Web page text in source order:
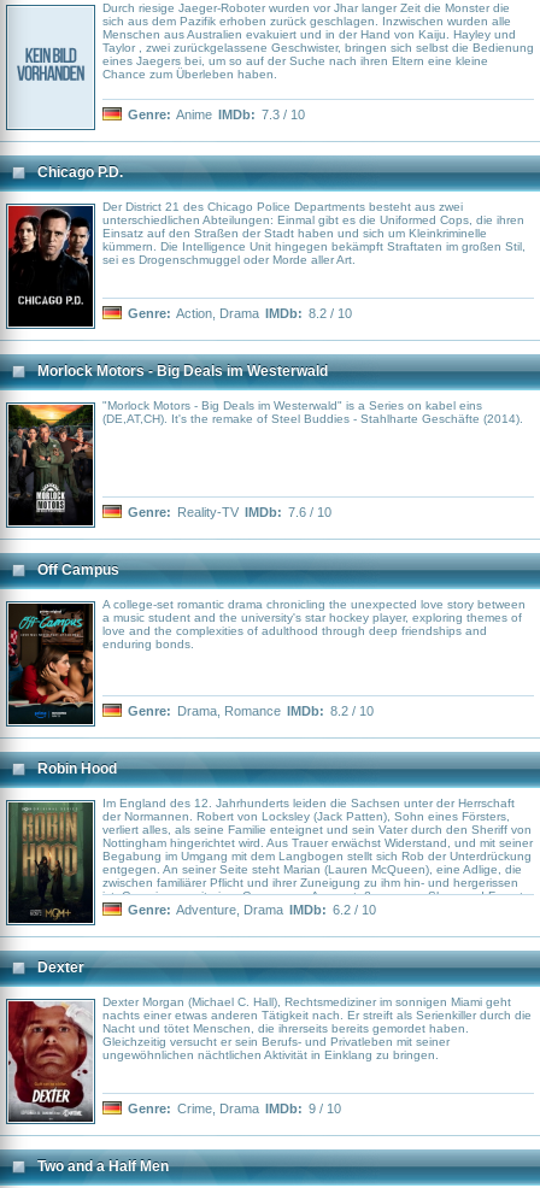
Durch riesige Jaeger-Roboter wurden vor Jhar langer Zeit die Monster die
sich aus dem Pazifik erhoben zurück geschlagen. Inzwischen wurden alle
Menschen aus Australien evakuiert und in der Hand von Kaiju. Hayley und
Taylor , zwei zurückgelassene Geschwister, bringen sich selbst die Bedienung
eines Jaegers bei, um so auf der Suche nach ihren Eltern eine kleine
Chance zum Überleben haben.
Genre: Anime IMDb: 7.3 / 10
Chicago P.D.
Der District 21 des Chicago Police Departments besteht aus zwei
unterschiedlichen Abteilungen: Einmal gibt es die Uniformed Cops, die ihren
Einsatz auf den Straßen der Stadt haben und sich um Kleinkriminelle
kümmern. Die Intelligence Unit hingegen bekämpft Straftaten im großen Stil,
sei es Drogenschmuggel oder Morde aller Art.
Genre: Action Drama IMDb: 8.2 / 10
Morlock Motors - Big Deals im Westerwald
"Morlock Motors - Big Deals im Westerwald" is a Series on kabel eins
(DE,AT,CH). It's the remake of Steel Buddies - Stahlharte Geschäfte (2014).
Genre: Reality-TV IMDb: 7.6 / 10
Off Campus
A college-set romantic drama chronicling the unexpected love story between
a music student and the university's star hockey player, exploring themes of
love and the complexities of adulthood through deep friendships and
enduring bonds.
Genre: Drama Romance IMDb: 8.2 / 10
Robin Hood
Im England des 12. Jahrhunderts leiden die Sachsen unter der Herrschaft
der Normannen. Robert von Locksley (Jack Patten), Sohn eines Försters,
verliert alles, als seine Familie enteignet und sein Vater durch den Sheriff von
Nottingham hingerichtet wird. Aus Trauer erwächst Widerstand, und mit seiner
Begabung im Umgang mit dem Langbogen stellt sich Rob der Unterdrückung
entgegen. An seiner Seite steht Marian (Lauren McQueen), eine Adlige, die
zwischen familiärer Pflicht und ihrer Zuneigung zu ihm hin- und hergerissen
ist. Gemeinsam mit einer Gruppe von Ausgestoßenen aus Sherwood Forest
formiert er eine Gemeinschaft, die gegen Korruption und Willkür kämpft. Aus
Hood, Symbol des Aufbegehrens gegen Tyrannei.
Genre: Adventure Drama IMDb: 6.2 / 10
Dexter
Dexter Morgan (Michael C. Hall), Rechtsmediziner im sonnigen Miami geht
nachts einer etwas anderen Tätigkeit nach. Er streift als Serienkiller durch die
Nacht und tötet Menschen, die ihrerseits bereits gemordet haben.
Gleichzeitig versucht er sein Berufs- und Privatleben mit seiner
ungewöhnlichen nächtlichen Aktivität in Einklang zu bringen.
Genre: Crime Drama IMDb: 9 / 10
Two and a Half Men